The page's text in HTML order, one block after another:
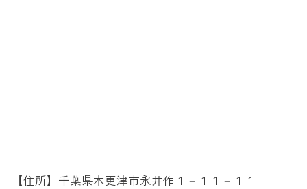
【住所】千葉県木更津市永井作１－１１－１１